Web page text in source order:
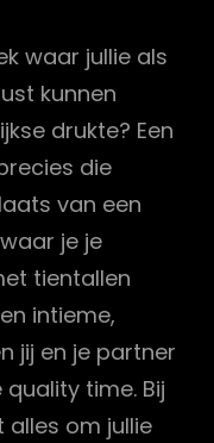
waar jullie als
kunnen
drukte? Een
die
van een
je je
tientallen
intieme,
jij en je partner
time. Bij
alles om jullie